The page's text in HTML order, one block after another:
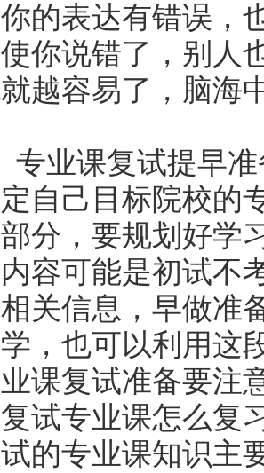
的表达有错误，
你说错了，别人
越容易了，脑海
业课复试提早准
己目标院校的专
分，要规划好学
容可能是初试不
关信息，早做准
，也可以利用这
复试准备要注
专业课怎么复
专业课知识主要